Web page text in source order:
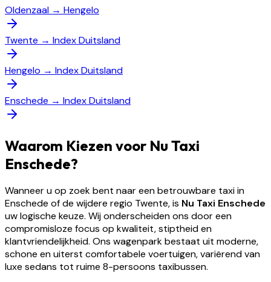
Oldenzaal → Hengelo
Twente → Index Duitsland
Hengelo → Index Duitsland
Enschede → Index Duitsland
Waarom Kiezen voor Nu Taxi
Enschede?
Wanneer u op zoek bent naar een betrouwbare taxi in
Enschede of de wijdere regio Twente, is Nu Taxi Enschede
uw logische keuze. Wij onderscheiden ons door een
compromisloze focus op kwaliteit, stiptheid en
klantvriendelijkheid. Ons wagenpark bestaat uit moderne,
schone en uiterst comfortabele voertuigen, variërend van
luxe sedans tot ruime 8-persoons taxibussen.